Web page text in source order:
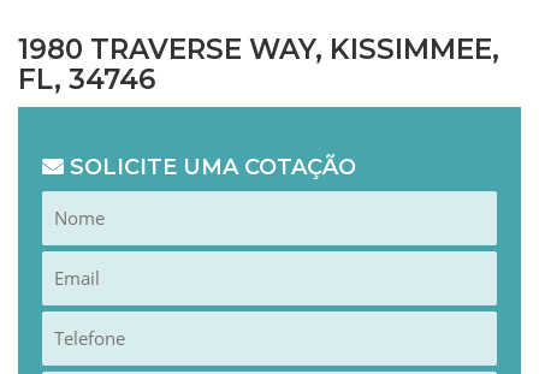
1980 TRAVERSE WAY, KISSIMMEE,
FL, 34746
SOLICITE UMA COTAÇÃO